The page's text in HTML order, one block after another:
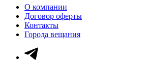
О компании
Договор оферты
Контакты
Города вещания